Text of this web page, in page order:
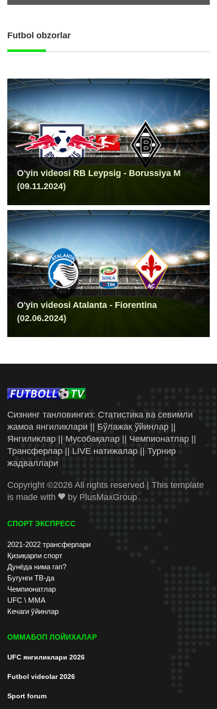
Futbol obzorlar
O'yin videosi RB Leypsig - Borussiya M
(09.11.2024)
O'yin videosi Atalanta - Fiorentina
(02.06.2024)
Сизнинг танловингиз: Статистика ва севимли
жамоа янгиликлари || Бўлажак ўйинлар ||
Янгиликлар || Мусобақалар || Чемпионатлар ||
Трансферлар || LIVE натижалар || Турнир
жадваллари
Copyright ©2026 All rights reserved | This template
is made with
by PlusMaxGroup
СПОРТ ЭКСПРЕСС
2021-2022 трансферлари
Қизиқарли спорт
Дунёда нима гап?
Бугунги ТВ-да
Чемпионатлар
UFC \ ММА
Кечаги ўйинлар
ОММАБОП ЛОЙИХАЛАР
UFC янгиликлари 2026
Futbol videolar 2026
Sport forum